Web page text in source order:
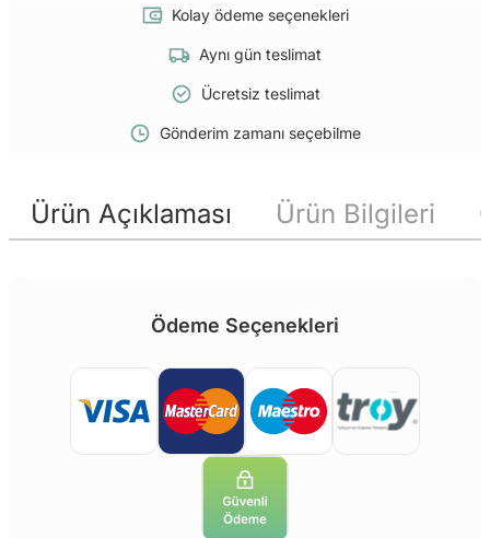
Kolay ödeme seçenekleri
Aynı gün teslimat
Ücretsiz teslimat
Gönderim zamanı seçebilme
Ürün Açıklaması Ürün Bilgileri
Ödeme Seçenekleri